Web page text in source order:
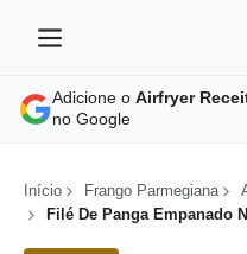
Adicione o Airfryer
no Google
Início Frango Parmegiana
Filé De Panga Empanado